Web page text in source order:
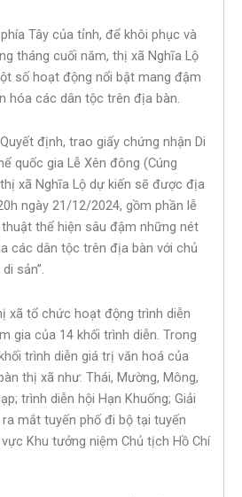
Tây của tỉnh, để khôi phục và
tháng cuối năm, thị xã Nghĩa Lộ
số hoạt động nổi bật mang đậm
hóa các dân tộc trên địa bàn.
định, trao giấy chứng nhận Di
quốc gia Lễ Xên đông (Cúng
xã Nghĩa Lộ dự kiến sẽ được địa
ngày 21/12/2024, gồm phần lễ
thể hiện sâu đậm những nét
các dân tộc trên địa bàn với chủ
sản”.
xã tổ chức hoạt động trình diễn
gia của 14 khối trình diễn. Trong
trình diễn giá trị văn hoá của
thị xã như: Thái, Mường, Mông,
trình diễn hội Hạn Khuống; Giải
mắt tuyến phố đi bộ tại tuyến
Khu tưởng niệm Chủ tịch Hồ Chí